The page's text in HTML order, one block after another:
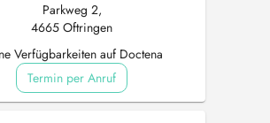
Parkweg 2,
4665 Oftringen
Verfügbarkeiten auf Doctena
Termin per Anruf